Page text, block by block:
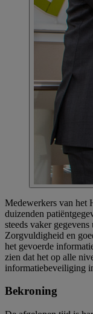
Medewerkers van het
duizenden
steeds vaker
Zorgvuldigheid en
het gevoerde
zien dat het op alle
informatiebeveiliging
Bekroning